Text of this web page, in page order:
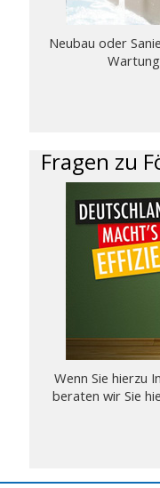
Neubau oder
Fragen zu
Wenn Sie hierzu
beraten wir Sie